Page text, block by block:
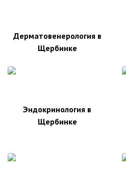
Дерматовенерология в
Щербинке
Эндокринология в
Щербинке